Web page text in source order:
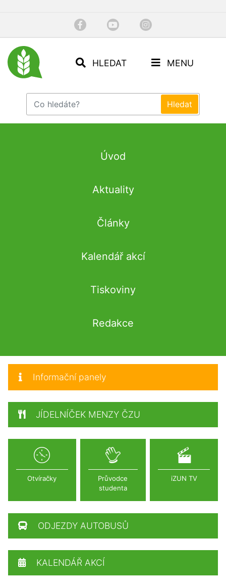
HLEDAT MENU
Úvod
Aktuality
Články
Kalendář akcí
Tiskoviny
Redakce
Informační panely
JÍDELNÍČEK MENZY ČZU
Otvíračky
Průvodce
studenta
iZUN TV
ODJEZDY AUTOBUSŮ
KALENDÁŘ AKCÍ